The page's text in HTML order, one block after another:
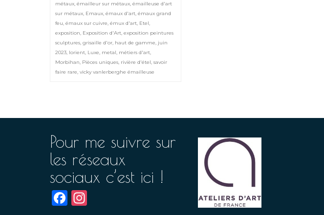
métaux, émailleur sur métaux, émailleuse d'art
sur métaux, Emaux, émaux d'art, émaux grand
feu, émaux sur cuivre, émux d'art, Etel,
exposition, Exposition d'Art, exposition peintures
sculptures, grisaille d'or, haut de gamme, juin
2023, lorient, Luxe, metal, métiers d'art,
Morbihan, Pièces uniques, rivière d'étel, savoir
faire rare, vicky vanlerberghe émailleuse
Pour me suivre sur
les réseaux
sociaux c’est ici !
Facebook